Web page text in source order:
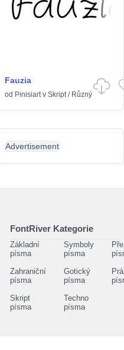
Fauzia
od Pinisiartv Skript/ Různý
Advertisement
FontRiver Kategorie
Základní
písma
Symboly
písma
Zahraniční
písma
Gotický
písma
Skript
písma
Techno
písma